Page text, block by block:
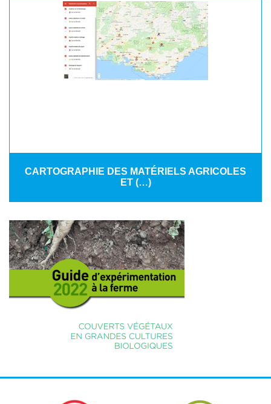
CARTOGRAPHIE DES MATÉRIELS AGRICOLES
ET (…)